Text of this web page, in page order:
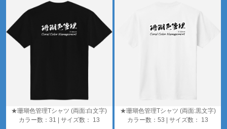
★珊瑚色管理Tシャツ (両面:白文字)
カラー数：31 | サイズ数： 13
★珊瑚色管理Tシャツ (両面:黒文字)
カラー数：53 | サイズ数： 13